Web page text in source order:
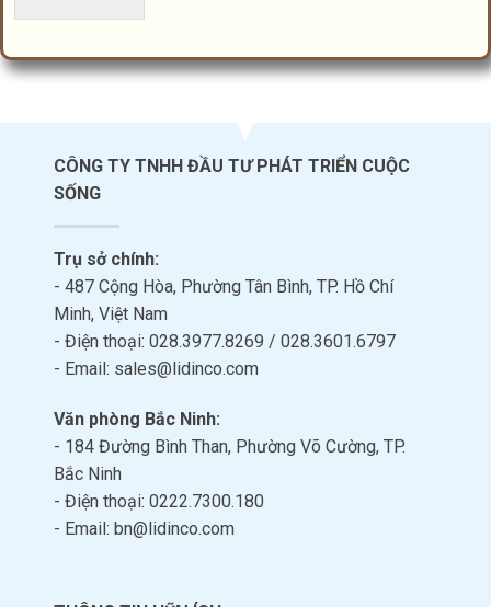
CÔNG TY TNHH ĐẦU TƯ PHÁT TRIỂN CUỘC
SỐNG
Trụ sở chính:
- 487 Cộng Hòa, Phường Tân Bình, TP. Hồ Chí
Minh, Việt Nam
- Điện thoại: 028.3977.8269 / 028.3601.6797
- Email: sales@lidinco.com
Văn phòng Bắc Ninh:
- 184 Đường Bình Than, Phường Võ Cường, TP.
Bắc Ninh
- Điện thoại: 0222.7300.180
- Email: bn@lidinco.com